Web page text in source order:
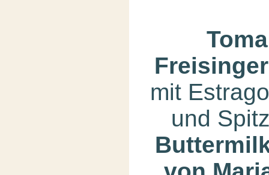
mit
und